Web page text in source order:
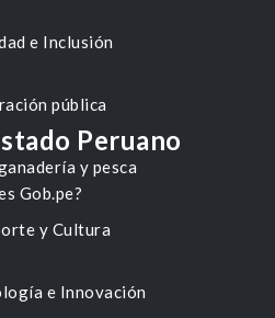
e Inclusión
pública
y pesca
y Cultura
e Innovación
Peruano
Gob.pe?